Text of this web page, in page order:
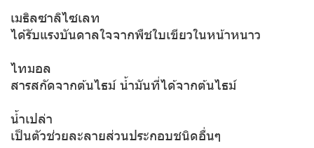
เมธิลซาลิไซเลท
ได้รับแรงบันดาลใจจากพืชใบเขียวในหน้าหนาว
ไทมอล
สารสกัดจากต้นไธม์ น้ำมันที่ได้จากต้นไธม์
น้ำเปล่า
เป็นตัวช่วยละลายส่วนประกอบชนิดอื่นๆ